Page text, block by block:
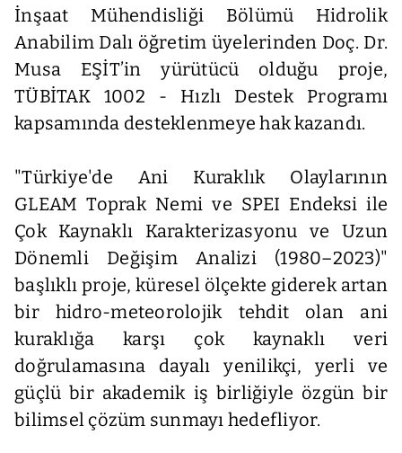
İnşaat Mühendisliği Bölümü Hidrolik
Anabilim Dalı öğretim üyelerinden Doç. Dr.
Musa EŞİT’in yürütücü olduğu proje,
TÜBİTAK 1002 - Hızlı Destek Programı
kapsamında desteklenmeye hak kazandı.
"Türkiye'de Ani Kuraklık Olaylarının
GLEAM Toprak Nemi ve SPEI Endeksi ile
Çok Kaynaklı Karakterizasyonu ve Uzun
Dönemli Değişim Analizi (1980–2023)"
başlıklı proje, küresel ölçekte giderek artan
bir hidro-meteorolojik tehdit olan ani
kuraklığa karşı çok kaynaklı veri
doğrulamasına dayalı yenilikçi, yerli ve
güçlü bir akademik iş birliğiyle özgün bir
bilimsel çözüm sunmayı hedefliyor.